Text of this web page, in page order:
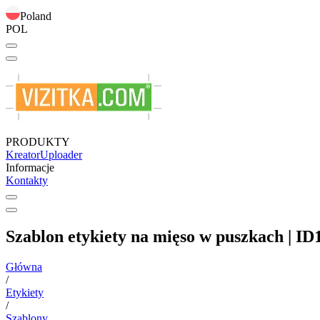
Poland
POL
PRODUKTY
KreatorUploader
Informacje
Kontakty
Szablon etykiety na mięso w puszkach |
Główna
/
Etykiety
/